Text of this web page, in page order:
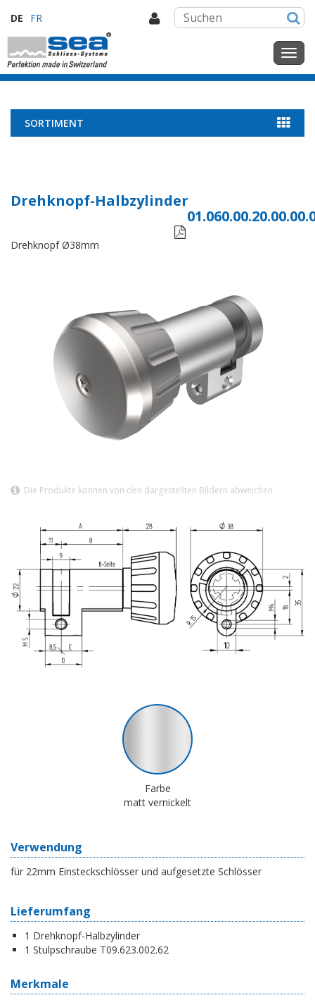
DE FR
SORTIMENT
Drehknopf-Halbzylinder

Drehknopf Ø38mm
Die Produkte können von den dargestellten Bildern abweichen
Farbe
matt vernickelt
Verwendung
für 22mm Einsteckschlösser und aufgesetzte Schlösser
Lieferumfang
1 Drehknopf-Halbzylinder
1 Stulpschraube T09.623.002.62
Merkmale